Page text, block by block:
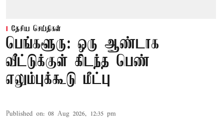
தேசிய செய்திகள்
பெங்களூரு: ஒரு ஆண்டாக
வீட்டுக்குள் கிடந்த பெண்
எலும்புக்கூடு மீட்பு
Published on: 08 Aug 2026, 12:35 pm